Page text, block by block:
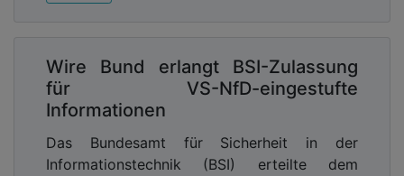
Wire Bund erlangt BSI-Zulassung
für VS-NfD-eingestufte
Informationen
Das Bundesamt für Sicherheit in der
Informationstechnik (BSI) erteilte dem